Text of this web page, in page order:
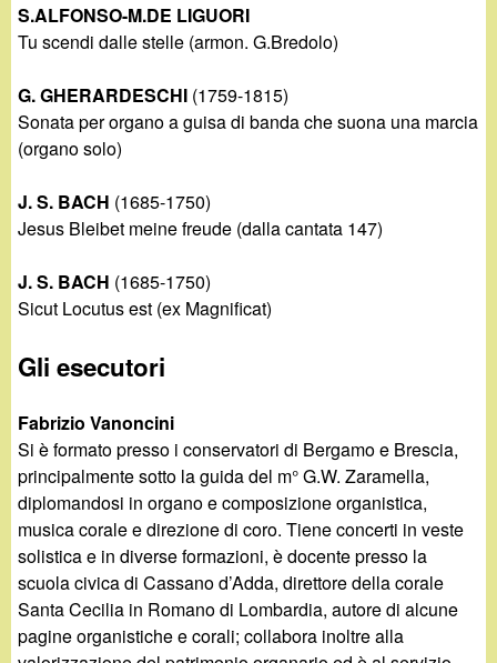
S.ALFONSO-M.DE LIGUORI
Tu scendi dalle stelle (armon. G.Bredolo)
G. GHERARDESCHI (1759-1815)
Sonata per organo a guisa di banda che suona una marcia
(organo solo)
J. S. BACH (1685-1750)
Jesus Bleibet meine freude (dalla cantata 147)
J. S. BACH (1685-1750)
Sicut Locutus est (ex Magnificat)
Gli esecutori
Fabrizio Vanoncini
Si è formato presso i conservatori di Bergamo e Brescia,
principalmente sotto la guida del m° G.W. Zaramella,
diplomandosi in organo e composizione organistica,
musica corale e direzione di coro. Tiene concerti in veste
solistica e in diverse formazioni, è docente presso la
scuola civica di Cassano d’Adda, direttore della corale
Santa Cecilia in Romano di Lombardia, autore di alcune
pagine organistiche e corali; collabora inoltre alla